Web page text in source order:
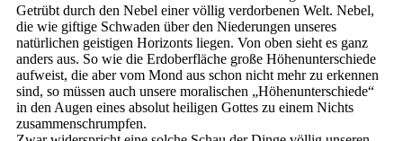
Getrübt durch den Nebel einer völlig verdorbenen Welt. Nebel,
die wie giftige Schwaden über den Niederungen unseres
natürlichen geistigen Horizonts liegen. Von oben sieht es ganz
anders aus. So wie die Erdoberfläche große Höhenunterschiede
aufweist, die aber vom Mond aus schon nicht mehr zu erkennen
sind, so müssen auch unsere moralischen „Höhenunterschiede“
in den Augen eines absolut heiligen Gottes zu einem Nichts
zusammenschrumpfen.